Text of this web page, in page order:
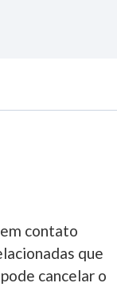
contato
que
cancelar o